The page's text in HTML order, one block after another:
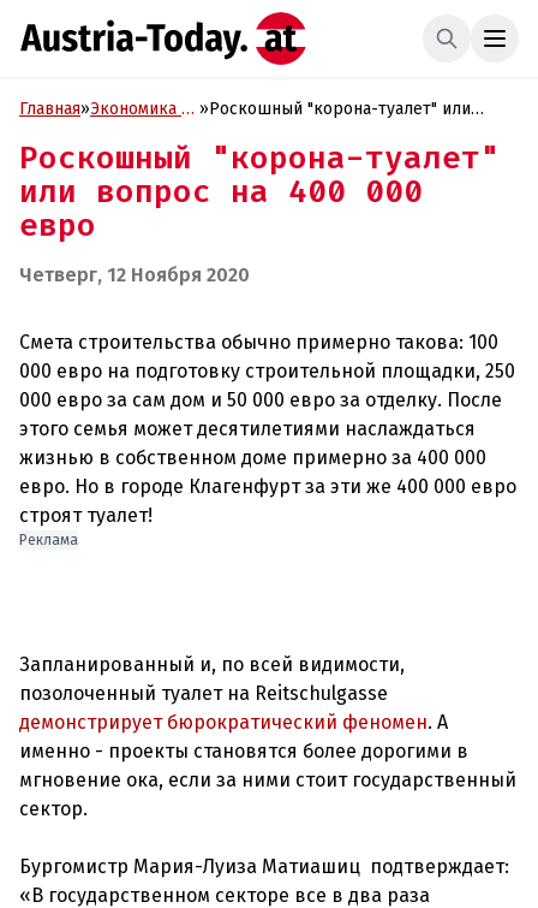
Главная»Экономика и »Роскошный "корона-туалет" или
Роскошный "корона-туалет"
или вопрос на 400 000
евро
Четверг, 12 Ноября 2020
Смета строительства обычно примерно такова: 100
000 евро на подготовку строительной площадки, 250
000 евро за сам дом и 50 000 евро за отделку. После
этого семья может десятилетиями наслаждаться
жизнью в собственном доме примерно за 400 000
евро. Но в городе Клагенфурт за эти же 400 000 евро
Реклама
Запланированный и, по всей видимости,
позолоченный туалет на Reitschulgasse
демонстрирует бюрократический феномен. А
именно - проекты становятся более дорогими в
мгновение ока, если за ними стоит государственный
сектор.
Бургомистр Мария-Луиза Матиашиц подтверждает:
«В государственном секторе все в два раза